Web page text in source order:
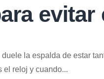
evitar
la espalda de estar
el reloj y cuando...